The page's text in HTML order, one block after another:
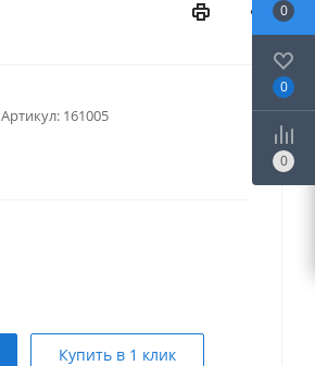
Артикул: 161005
Купить в 1 клик
0
0
0